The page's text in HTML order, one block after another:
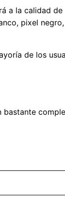
a la calidad
pixel
de los
bastante